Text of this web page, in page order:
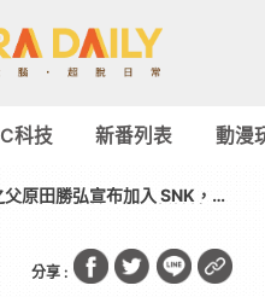
科技 新番列表 動漫
原田勝弘宣布加入 SNK，成
分享 :